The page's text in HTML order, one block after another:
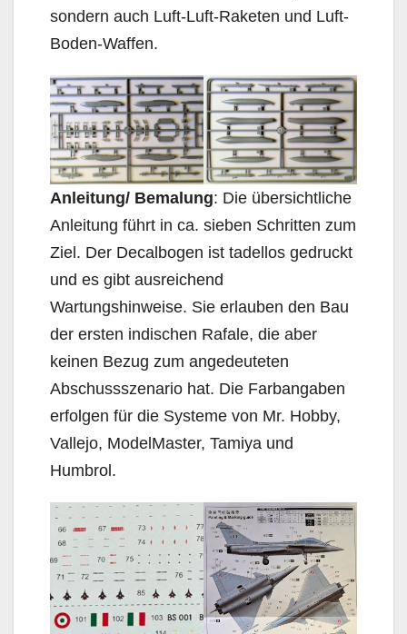
sondern auch Luft-Luft-Raketen und Luft-
Boden-Waffen.
Anleitung/ Bemalung: Die übersichtliche
Anleitung führt in ca. sieben Schritten zum
Ziel. Der Decalbogen ist tadellos gedruckt
und es gibt ausreichend
Wartungshinweise. Sie erlauben den Bau
der ersten indischen Rafale, die aber
keinen Bezug zum angedeuteten
Abschussszenario hat. Die Farbangaben
erfolgen für die Systeme von Mr. Hobby,
Vallejo, ModelMaster, Tamiya und
Humbrol.